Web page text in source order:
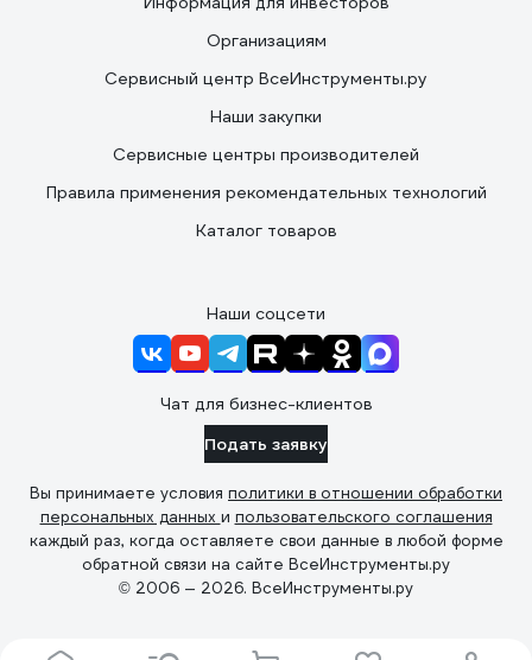
Организациям
Сервисный центр ВсеИнструменты.ру
Наши закупки
Сервисные центры производителей
Правила применения рекомендательных технологий
Каталог товаров
Наши соцсети
Чат для бизнес-клиентов
Подать заявку
Вы принимаете условия политики в отношении обработки
персональных данных и пользовательского соглашения
каждый раз, когда оставляете свои данные в любой форме
обратной связи на сайте ВсеИнструменты.ру
© 2006 — 2026. ВсеИнструменты.ру